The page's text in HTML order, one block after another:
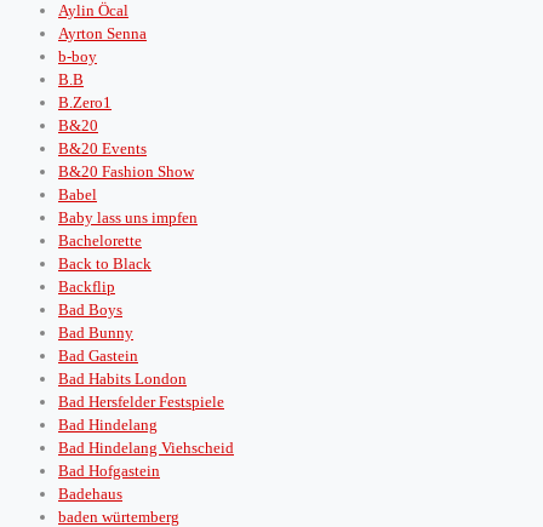
Aylin Öcal
Ayrton Senna
b-boy
B.B
B.Zero1
B&20
B&20 Events
B&20 Fashion Show
Babel
Baby lass uns impfen
Bachelorette
Back to Black
Backflip
Bad Boys
Bad Bunny
Bad Gastein
Bad Habits London
Bad Hersfelder Festspiele
Bad Hindelang
Bad Hindelang Viehscheid
Bad Hofgastein
Badehaus
baden würtemberg